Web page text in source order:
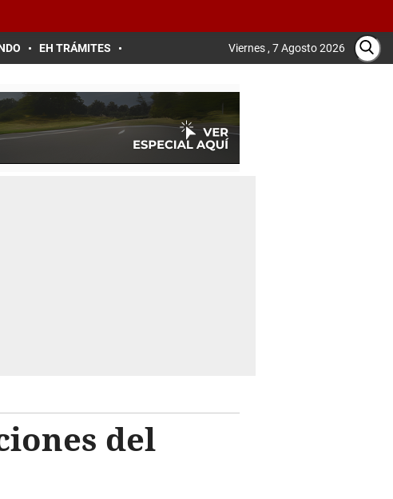
EH TRÁMITES Viernes , 7 Agosto 2026
del